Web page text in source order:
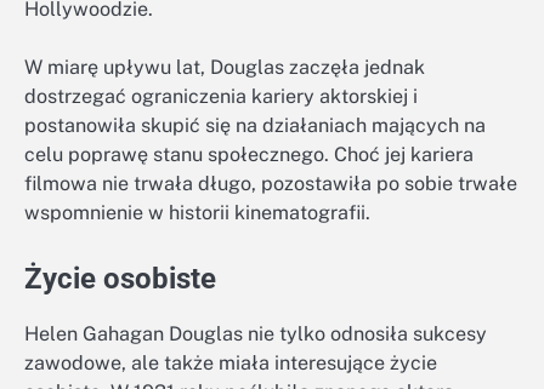
Hollywoodzie.
W miarę upływu lat, Douglas zaczęła jednak
dostrzegać ograniczenia kariery aktorskiej i
postanowiła skupić się na działaniach mających na
celu poprawę stanu społecznego. Choć jej kariera
filmowa nie trwała długo, pozostawiła po sobie trwałe
wspomnienie w historii kinematografii.
Życie osobiste
Helen Gahagan Douglas nie tylko odnosiła sukcesy
zawodowe, ale także miała interesujące życie